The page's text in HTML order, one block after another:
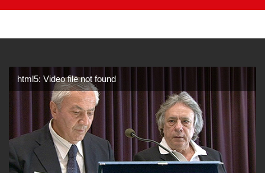
html5: Video file not found